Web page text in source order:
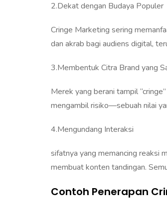
2.Dekat dengan Budaya Populer
Cringe Marketing sering
dan akrab bagi audiens digital,
3.Membentuk Citra Brand yang
Merek yang berani tampil
mengambil risiko—sebuah nilai
4.Mengundang Interaksi
sifatnya yang memancing reaksi
membuat konten tandingan.
Contoh Penerapan